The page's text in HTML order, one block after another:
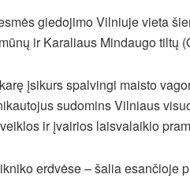
giedojimo Vilniuje vieta
ir Karaliaus Mindaugo tiltų
įsikurs spalvingi maisto
sudomins Vilniaus
ir įvairios laisvalaikio
erdvėse – šalia esančioje